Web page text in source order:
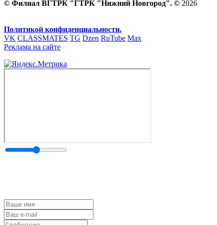
© Филиал ВГТРК "ГТРК "Нижний Новгород". © 2026
Политикой конфиденциальности.
VK CLASSMATES TG Dzen RuTube Max
Реклама на сайте